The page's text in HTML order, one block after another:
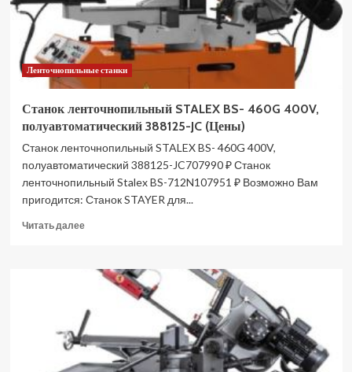
Ленточнопильные станки
Станок ленточнопильный STALEX BS- 460G 400V,
полуавтоматический 388125-JC (Цены)
Станок ленточнопильный STALEX BS- 460G 400V,
полуавтоматический 388125-JC707990 ₽ Станок
ленточнопильный Stalex BS-712N107951 ₽ Возможно Вам
пригодится: Станок STAYER для...
Читать далееПрочитать
Станок
ленточнопильный
BS-
460G
400V,
полуавтоматический